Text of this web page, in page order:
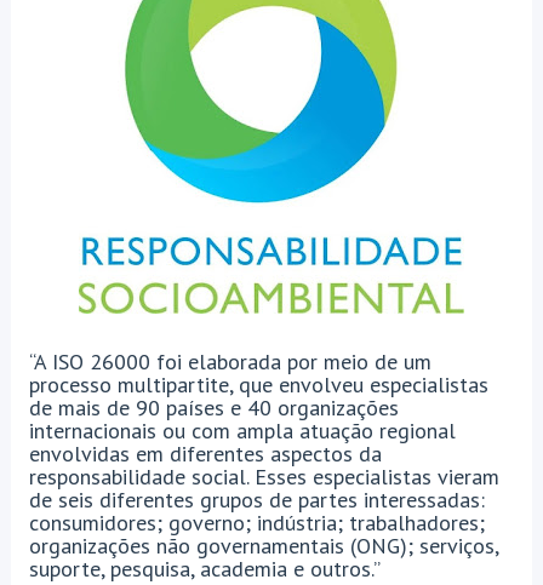
“A ISO 26000 foi elaborada por meio de um
processo multipartite, que envolveu especialistas
de mais de 90 países e 40 organizações
internacionais ou com ampla atuação regional
envolvidas em diferentes aspectos da
responsabilidade social. Esses especialistas vieram
de seis diferentes grupos de partes interessadas:
consumidores; governo; indústria; trabalhadores;
organizações não governamentais (ONG); serviços,
suporte, pesquisa, academia e outros.”